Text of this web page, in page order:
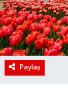
Paylaş